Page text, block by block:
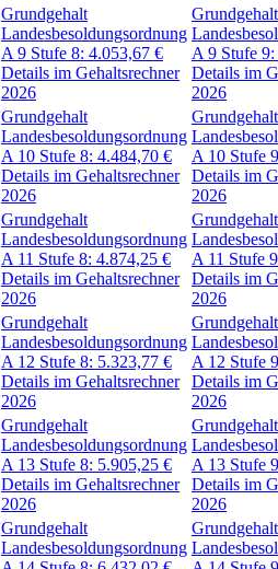
Grundgehalt
Landesbesoldungsordnung
A 9 Stufe 8: 4.053,67 €
Details im Gehaltsrechner
2026
Grundgehalt
A 9 Stufe 9:
Details im
2026
Grundgehalt
Landesbesoldungsordnung
A 10 Stufe 8: 4.484,70 €
Details im Gehaltsrechner
2026
Grundgehalt
A 10 Stufe
Details im
2026
Grundgehalt
Landesbesoldungsordnung
A 11 Stufe 8: 4.874,25 €
Details im Gehaltsrechner
2026
Grundgehalt
A 11 Stufe
Details im
2026
Grundgehalt
Landesbesoldungsordnung
A 12 Stufe 8: 5.323,77 €
Details im Gehaltsrechner
2026
Grundgehalt
A 12 Stufe
Details im
2026
Grundgehalt
Landesbesoldungsordnung
A 13 Stufe 8: 5.905,25 €
Details im Gehaltsrechner
2026
Grundgehalt
A 13 Stufe
Details im
2026
Grundgehalt
Landesbesoldungsordnung
Grundgehalt